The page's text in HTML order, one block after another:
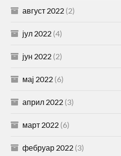
август 2022 (2)
јул 2022 (4)
јун 2022 (2)
мај 2022 (6)
април 2022 (3)
март 2022 (6)
фебруар 2022 (3)